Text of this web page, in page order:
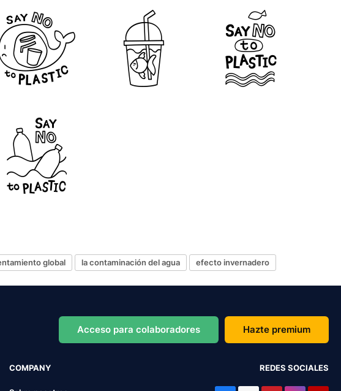
global la contaminación del agua efecto invernadero
Acceso para colaboradores Hazte premium
COMPANY REDES SOCIALES